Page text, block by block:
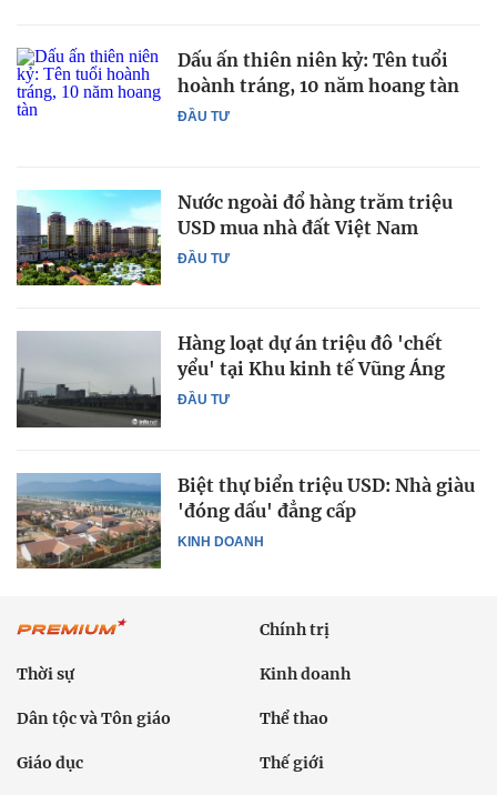
ĐẦU TƯ
Dấu ấn thiên niên kỷ: Tên tuổi
hoành tráng, 10 năm hoang tàn
ĐẦU TƯ
Nước ngoài đổ hàng trăm triệu
USD mua nhà đất Việt Nam
ĐẦU TƯ
Hàng loạt dự án triệu đô 'chết
yểu' tại Khu kinh tế Vũng Áng
KINH DOANH
Biệt thự biển triệu USD: Nhà giàu
'đóng dấu' đẳng cấp
Chính trị
Thời sự Kinh doanh
Dân tộc và Tôn giáo Thể thao
Giáo dục Thế giới